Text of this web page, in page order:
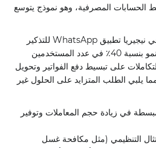
الحسابات المصرفية، وهو نموذج يتوسع
تستخدم شركة PiggyVest في نيجيريا تطبيق WhatsApp للتذكير
بالادخار والصرف، وتشير إلى نمو بنسبة 40٪ في عدد المستخدمين
هذه التكاملات على تبسيط دفع الفواتير وتحويل
يلبي الطلب المتزايد على الحلول غير
في زيادة حجم المعاملات وتوفير
التنظيمي (مثل مكافحة غسل